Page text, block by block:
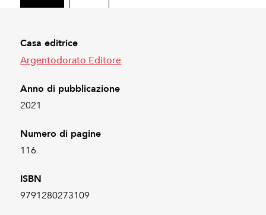
Casa editrice
Argentodorato Editore
Anno di pubblicazione
2021
Numero di pagine
116
ISBN
9791280273109